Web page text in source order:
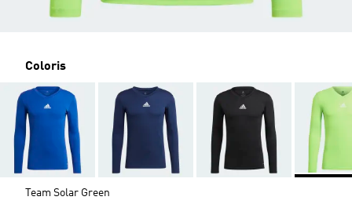
Coloris
Team Solar Green